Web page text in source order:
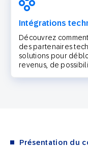
Intégrations
Découvrez
des partenaires
solutions pour
revenus, de
Présentation du